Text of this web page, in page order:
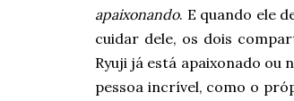
apaixonando. E quando ele
cuidar dele, os dois
Ryuji já está apaixonado ou
pessoa incrível, como o